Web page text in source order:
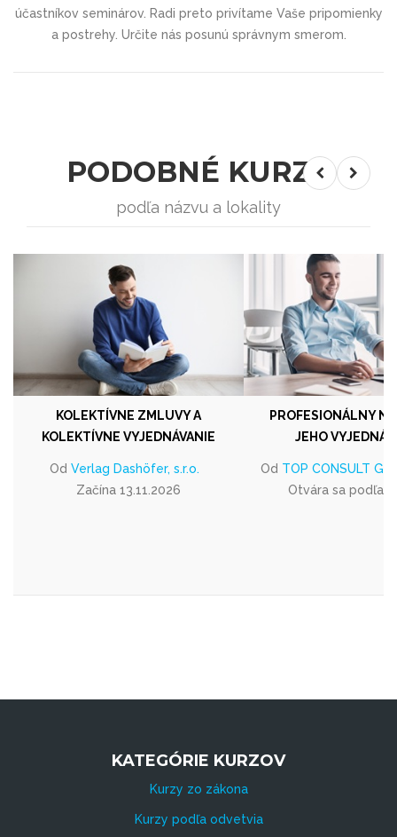
účastníkov seminárov. Radi preto privítame Vaše pripomienky
a postrehy. Určite nás posunú správnym smerom.
PODOBNÉ KURZY
podľa názvu a lokality
KOLEKTÍVNE ZMLUVY A
KOLEKTÍVNE VYJEDNÁVANIE
Od Verlag Dashöfer, s.r.o.
Začína 13.11.2026
PROFESIONÁLNY
JEHO
Od TOP CONSULT
Otvára sa podľa
KATEGÓRIE KURZOV
Kurzy zo zákona
Kurzy podľa odvetvia